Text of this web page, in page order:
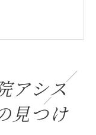
ための準備法
活用方法
アシス
見つけ